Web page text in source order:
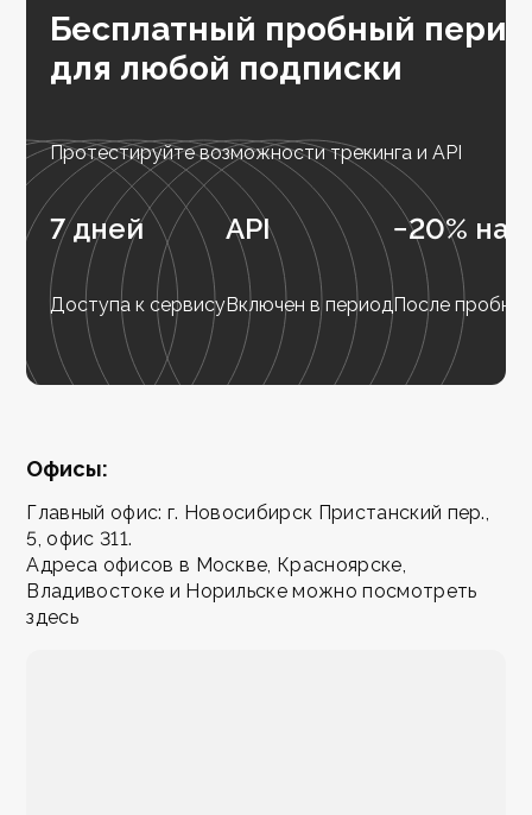
Бесплатный пробный
для любой подписки
Протестируйте возможности трекинга и API
7 дней
Доступа к сервису
API
Включен в период
−20% на
После
Офисы:
Главный офис: г. Новосибирск Пристанский пер.,
5, офис 311.
Адреса офисов в Москве, Красноярске,
Владивостоке и Норильске можно посмотреть
здесь